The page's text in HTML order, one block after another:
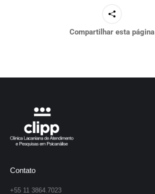
Compartilhar esta página
Contato
+55 11 3864.7023